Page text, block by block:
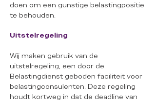
doen om een gunstige belastingpositie
te behouden.
Uitstelregeling
Wij maken gebruik van de
uitstelregeling, een door de
Belastingdienst geboden faciliteit voor
belastingconsulenten. Deze regeling
houdt kortweg in dat de deadline van